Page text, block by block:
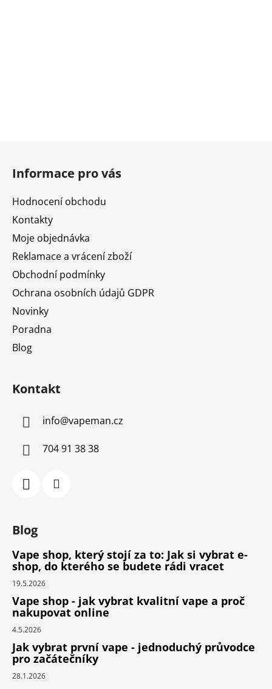
Informace pro vás
Hodnocení obchodu
Kontakty
Moje objednávka
Reklamace a vrácení zboží
Obchodní podmínky
Ochrana osobních údajů GDPR
Novinky
Poradna
Blog
Kontakt
info@vapeman.cz
704 91 38 38
Blog
Vape shop, který stojí za to: Jak si vybrat e-
shop, do kterého se budete rádi vracet
19.5.2026
Vape shop - jak vybrat kvalitní vape a proč
nakupovat online
4.5.2026
Jak vybrat první vape - jednoduchý průvodce
pro začátečníky
28.1.2026